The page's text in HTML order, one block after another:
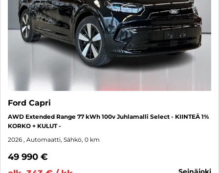
Ford Capri
AWD Extended Range 77 kWh 100v Juhlamalli Select - KIINTEÄ 1%
KORKO + KULUT -
2026 , Automaatti, Sähkö, 0 km
49 990 €